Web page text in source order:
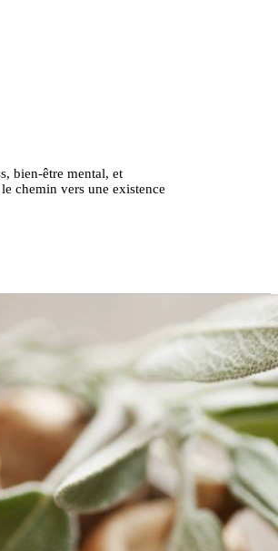
bien-être mental, et
chemin vers une existence